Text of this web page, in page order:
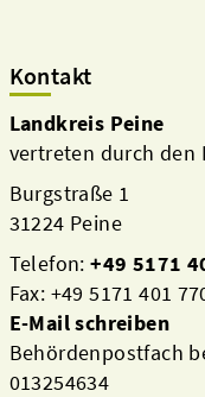
Kontakt
Landkreis Peine
vertreten durch den
Burgstraße 1
31224 Peine
Telefon:+49 5171
Fax: +49 5171 401
E-Mail schreiben
Behördenpostfach
013254634